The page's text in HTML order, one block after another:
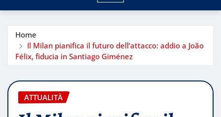
Home
Il Milan pianifica il futuro dell’attacco: addio a João
Félix, fiducia in Santiago Giménez
ATTUALITÀ